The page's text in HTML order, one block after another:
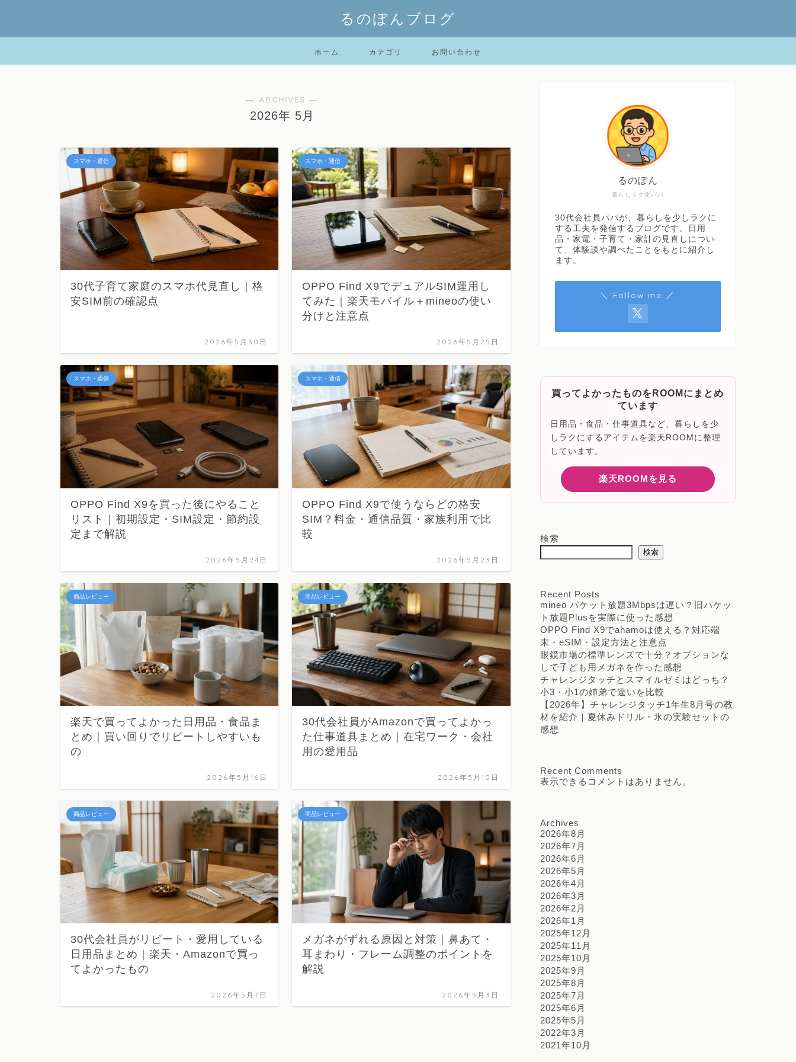
るのぽんブログ
ワ
ホーム カテゴリ お問い合わせ
― ARCHIVES ―
2026年 5月
スマホ・通信
30代子育て家庭のスマホ代見直し｜格
安SIM前の確認点
2026年5月30日
スマホ・通信
OPPO Find X9でデュアルSIM運用し
てみた｜楽天モバイル＋mineoの使い
分けと注意点
2026年5月25日
スマホ・通信
OPPO Find X9を買った後にやること
リスト｜初期設定・SIM設定・節約設
定まで解説
2026年5月24日
スマホ・通信
OPPO Find X9で使うならどの格安
SIM？料金・通信品質・家族利用で比
較
2026年5月23日
商品レビュー
楽天で買ってよかった日用品・食品ま
とめ｜買い回りでリピートしやすいも
の
2026年5月16日
商品レビュー
30代会社員がAmazonで買ってよかっ
た仕事道具まとめ｜在宅ワーク・会社
用の愛用品
2026年5月10日
商品レビュー
30代会社員がリピート・愛用している
日用品まとめ｜楽天・Amazonで買っ
てよかったもの
2026年5月7日
商品レビュー
メガネがずれる原因と対策｜鼻あて・
耳まわり・フレーム調整のポイントを
解説
2026年5月3日
暮らしラク化パパ
るのぽん
30代会社員パパが、暮らしを少しラクに
する工夫を発信するブログです。日用
品・家電・子育て・家計の見直しについ
て、体験談や調べたことをもとに紹介し
ます。
＼ Follow me ／
買ってよかったものをROOMにまとめ
ています
日用品・食品・仕事道具など、暮らしを少
しラクにするアイテムを楽天ROOMに整理
しています。
楽天ROOMを見る
検索
検索
Recent Posts
mineo パケット放題3Mbpsは遅い？旧パケッ
ト放題Plusを実際に使った感想
OPPO Find X9でahamoは使える？対応端
末・eSIM・設定方法と注意点
眼鏡市場の標準レンズで十分？オプションな
しで子ども用メガネを作った感想
チャレンジタッチとスマイルゼミはどっち？
小3・小1の姉弟で違いを比較
【2026年】チャレンジタッチ1年生8月号の教
材を紹介｜夏休みドリル・氷の実験セットの
感想
Recent Comments
表示できるコメントはありません。
Archives
2026年8月
2026年7月
2026年6月
2026年5月
2026年4月
2026年3月
2026年2月
2026年1月
2025年12月
2025年11月
2025年10月
2025年9月
2025年8月
2025年7月
2025年6月
2025年5月
2022年3月
2021年10月